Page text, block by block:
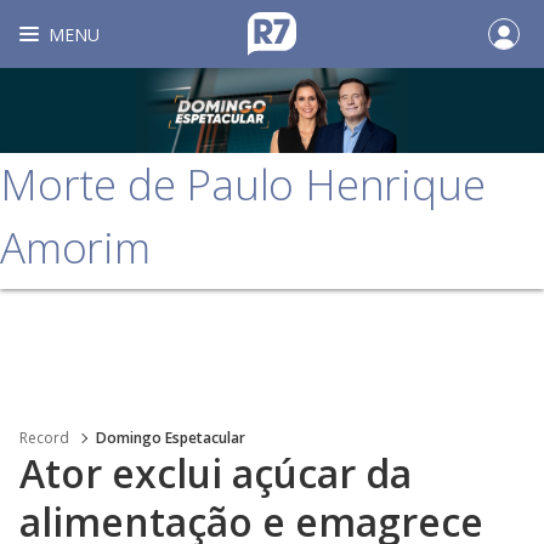
MENU
Morte de Paulo Henrique
Amorim
Record Domingo Espetacular
Ator exclui açúcar da
alimentação e emagrece